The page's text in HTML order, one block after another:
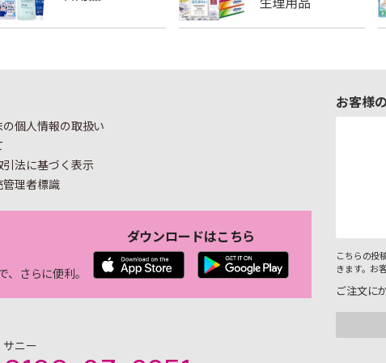
の個人情報の取扱い
引法に基づく表示
管理者標識
、さらに便利。
ダウンロードはこちら
サニー
お客様
こちらの投
きます。お
ご注文に